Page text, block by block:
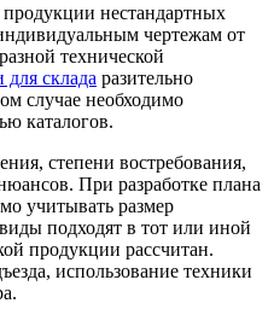
нестандартных
чертежам от
технической
склада разительно
случае необходимо
каталогов.
степени востребования,
При разработке плана
учитывать размер
подходят в тот или иной
продукции рассчитан.
использование техники